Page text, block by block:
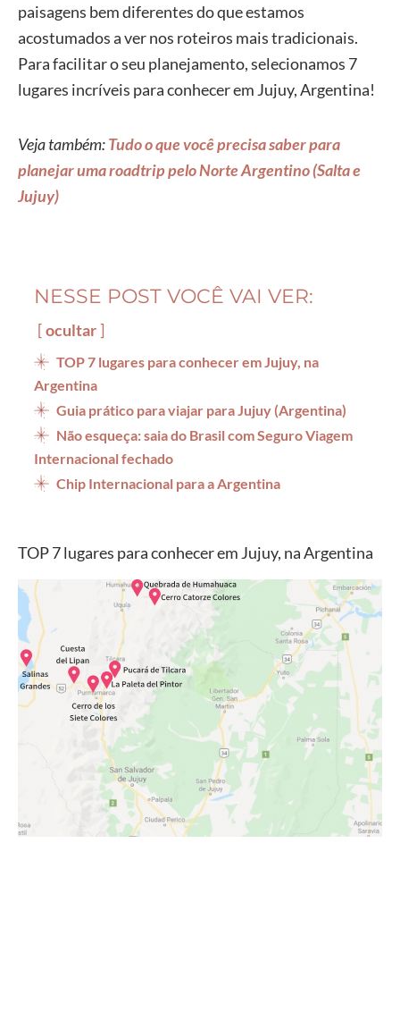
paisagens bem diferentes do que estamos
acostumados a ver nos roteiros mais tradicionais.
Para facilitar o seu planejamento, selecionamos 7
lugares incríveis para conhecer em Jujuy, Argentina!
Veja também:Tudo o que você precisa saber para
planejar uma roadtrip pelo Norte Argentino (Salta e
Jujuy)
NESSE POST VOCÊ VAI VER:
ocultar
TOP 7 lugares para conhecer em Jujuy, na
Argentina
Guia prático para viajar para Jujuy (Argentina)
Não esqueça: saia do Brasil com Seguro Viagem
Internacional fechado
Chip Internacional para a Argentina
TOP 7 lugares para conhecer em Jujuy, na Argentina